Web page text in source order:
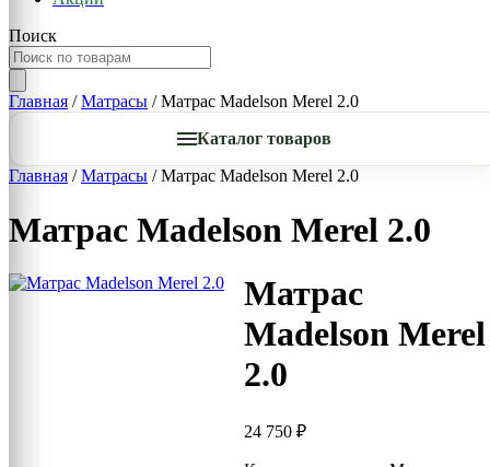
Поиск
Главная /Матрасы / Матрас Madelson Merel 2.0
Каталог товаров
Главная /Матрасы / Матрас Madelson Merel 2.0
Матрас Madelson Merel 2.0
Матрас
Madelson Merel
2.0
24 750₽